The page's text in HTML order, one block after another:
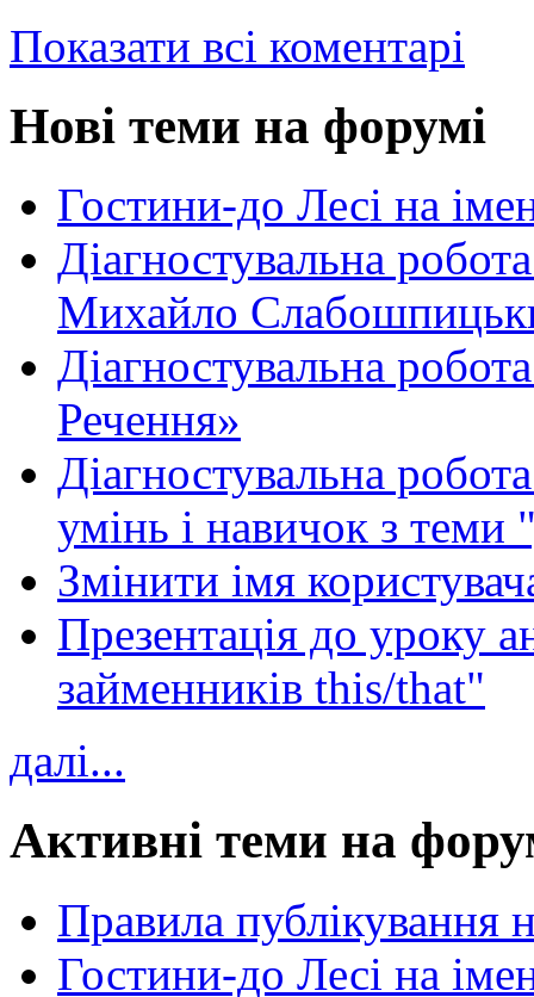
Показати всі коментарі
Нові теми на форумі
Гостини-до Лесі на
Діагностувальна
Михайло
Діагностувальна
Речення»
Діагностувальна
умінь і навичок з теми
Змінити імя
Презентація до уроку
займенників this/that"
далі...
Активні теми на
Правила публікування
Гостини-до Лесі на